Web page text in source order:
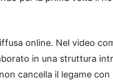
online. Nel video
in una struttura
cancella il legame con